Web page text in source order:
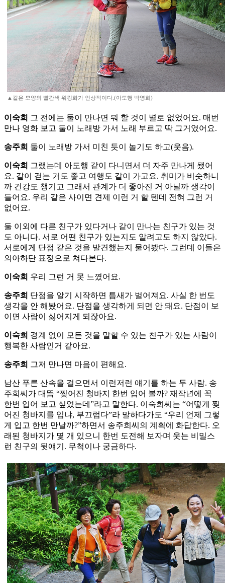
▲같은 모양의 빨간색 워킹화가 인상적이다.(아도행 박영희)
이숙희 그 전에는 둘이 만나면 뭐 할 것이 별로 없었어요. 매번
만나 영화 보고 둘이 노래방 가서 노래 부르고 딱 그거였어요.
송주희 둘이 노래방 가서 미친 듯이 놀기도 하고(웃음).
이숙희 그랬는데 아도행 같이 다니면서 더 자주 만나게 됐어
요. 같이 걷는 거도 좋고 여행도 같이 가고요. 취미가 비슷하니
까 건강도 챙기고 그래서 관계가 더 좋아진 거 아닐까 생각이
들어요. 우리 같은 사이면 견제 이런 거 할 텐데 전혀 그런 거
없어요.
둘 이외에 다른 친구가 있다거나 같이 만나는 친구가 있는 것
도 아니다. 서로 어떤 친구가 있는지도 알려고도 하지 않았다.
서로에게 단점 같은 것을 발견했는지 물어봤다. 그런데 이들은
의아하단 표정으로 쳐다본다.
이숙희 우리 그런 거 못 느꼈어요.
송주희 단점을 알기 시작하면 틈새가 벌어져요. 사실 한 번도
생각을 안 해봤어요. 단점을 생각하게 되면 안 돼요. 단점이 보
이면 사람이 싫어지게 되잖아요.
이숙희 경계 없이 모든 것을 말할 수 있는 친구가 있는 사람이
행복한 사람인거 같아요.
송주희 그저 만나면 마음이 편해요.
남산 푸른 산속을 걸으면서 이런저런 얘기를 하는 두 사람. 송
주희씨가 대뜸 “찢어진 청바지 한번 입어 볼까? 재작년에 꼭
한번 입어 보고 싶었는데”라고 말한다. 이숙희씨는 “어떻게 찢
어진 청바지를 입냐, 부끄럽다”라 말하다가도 “우리 언제 그렇
게 입고 한번 만날까?”하면서 송주희씨의 계획에 화답한다. 오
래된 청바지가 몇 개 있으니 한번 도전해 보자며 웃는 비밀스
런 친구의 뒷얘기. 무척이나 궁금하다.